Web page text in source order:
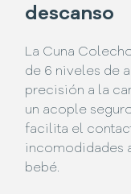
descanso
La Cuna
de 6 niveles de
precisión a la
un acople
facilita el
incomodidades
bebé.